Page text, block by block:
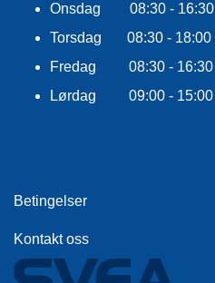
Onsdag 08:30 - 16:30
Torsdag 08:30 - 18:00
Fredag 08:30 - 16:30
Lørdag 09:00 - 15:00
Betingelser
Kontakt oss